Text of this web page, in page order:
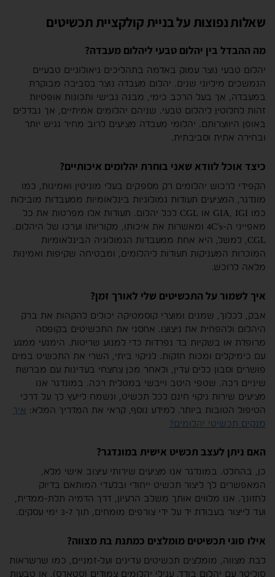
שאלות נפוצות על בניית קולקציית תכשיטים
מה ההבדל בין יהלום טבעי ליהלום מעבדה?
יהלום טבעי נוצר עמוק באדמה בתהליכים גיאולוגיים טבעיים
הנמשכים מיליוני שנים. יהלום מעבדה נוצר בסביבה מבוקרת
במעבדה, אך בעל הרכב כימי, מבנה גבישי ותכונות אופטיות
זהות לחלוטין ליהלום טבעי. שניהם יהלומים אמיתיים, אך נבדלים
באופן היווצרותם. יהלומי מעבדה מציעים לרוב מחיר נגיש יותר
ובחירה אתית וסביבתית.
כיצד אוכל לוודא שאני בוחרת יהלומים איכותיים?
הקפידי לרכוש יהלומים רק מספקים בעלי מוניטין ואמינות, כמו
מונדגר, המציעים תעודות גמולוגיות בינלאומיות ממעבדות מובילות
כמו GIA, IGI או CGL לכל יהלום. תעודות אלו מפרטות את כל
מאפייני ה-4C’s ומאשרות את איכותו, מקוריותו וערכו של היהלום.
CGL, למשל, היא אחת ממעבדות הגמולוגיה הבינלאומיות
המוכרות המעניקות תעודות ליהלומים, ומבטיחה שקיפות ואמינות
מלאה לרוכש.
איך לשמור על התכשיטים שלי לאורך זמן?
אבק, לכלוך, שמנים ומוצרי קוסמטיקה יכולים להקהות את ברק
היהלום ולהפחית את ניצוצו. אחסני את התכשיטים בקופסה
מרופדת או בשקיות בד נפרדות כדי למנוע שריטות. הימנעי ממגע
עם כימיקלים ומכות חזקות. לניקוי ביתי, השרי את התכשיט במים
פושרים וסבון כלים עדין, ולאחר מכן צחצחי בעדינות עם מברשת
שיניים רכה. שטפי היטב וייבשי במטלית רכה. במונדגר אנו
מציעים שירות ניקוי חינם לכל תכשיט, ונשמח לייעץ לך על דרכי
הטיפול הטובות ביותר. למידע נוסף, קראי את המדריך המלא: איך
מנקים תכשיטי יהלומים?
האם ניתן לעצב תכשיט אישית במונדגר?
כן, בהחלט. במונדגר אנו מציעים שירותי עיצוב אישי מלא,
המאפשרים לך ליצור תכשיט ייחודי ובלעדי המותאם בדיוק
לחזונך. אנו מלווים אותך משלב הרעיון, דרך הדמיה תלת-ממדית,
ועד לייצור בעבודת יד על ידי צורפים מומחים, תוך 3-7 ימי עסקים.
אילו סוגי תכשיטים מומלצים כמתנת בת מצווה?
לבת מצווה, מומלצים תכשיטים עדינים ועל-זמניים, כמו שרשראות
סוליטר עם יהלום בודד, עגילי יהלומים צמודים (סטאדס), או טבעות